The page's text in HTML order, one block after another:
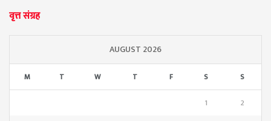
वृत्त संग्रह
AUGUST 2026
M T W T F S S
1
2